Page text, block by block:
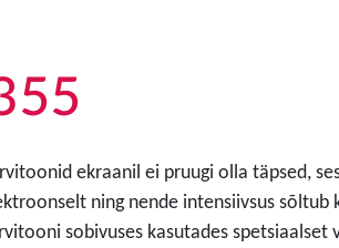
ekraanil ei pruugi olla täpsed,
ning nende intensiivsus sõltub
sobivuses kasutades spetsiaalset